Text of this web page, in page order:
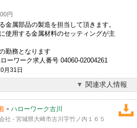
円
金属部品の製造を担当して頂きます。
使用する金属材料のセッティングが主
勤務となります
ーワーク求人番号 04060-02004261
月31日
関連求人情報
- ハローワーク古川
社 - 宮城県大崎市古川字竹ノ内１６５